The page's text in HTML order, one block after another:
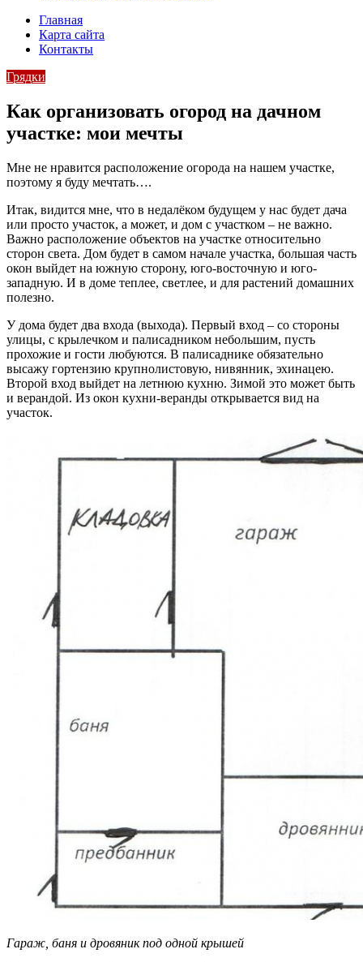
Главная
Карта сайта
Контакты
Грядки
Как организовать огород на дачном
участке: мои мечты
Мне не нравится расположение огорода на нашем участке,
поэтому я буду мечтать….
Итак, видится мне, что в недалёком будущем у нас будет дача
или просто участок, а может, и дом с участком – не важно.
Важно расположение объектов на участке относительно
сторон света. Дом будет в самом начале участка, большая часть
окон выйдет на южную сторону, юго-восточную и юго-
западную. И в доме теплее, светлее, и для растений домашних
полезно.
У дома будет два входа (выхода). Первый вход – со стороны
улицы, с крылечком и палисадником небольшим, пусть
прохожие и гости любуются. В палисаднике обязательно
высажу гортензию крупнолистовую, нивянник, эхинацею.
Второй вход выйдет на летнюю кухню. Зимой это может быть
и верандой. Из окон кухни-веранды открывается вид на
участок.
Гараж, баня и дровяник под одной крышей